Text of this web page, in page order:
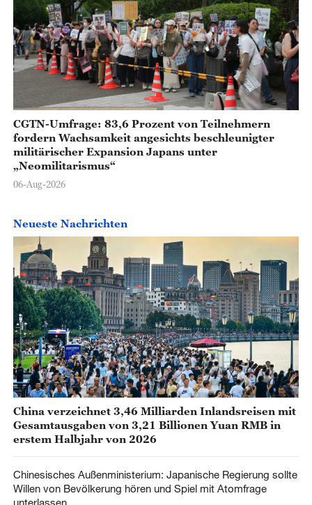
CGTN-Umfrage: 83,6 Prozent von Teilnehmern
fordern Wachsamkeit angesichts beschleunigter
militärischer Expansion Japans unter
„Neomilitarismus“
06-Aug-2026
Neueste Nachrichten
China verzeichnet 3,46 Milliarden Inlandsreisen mit
Gesamtausgaben von 3,21 Billionen Yuan RMB in
erstem Halbjahr von 2026
Chinesisches Außenministerium: Japanische Regierung sollte
Willen von Bevölkerung hören und Spiel mit Atomfrage
unterlassen